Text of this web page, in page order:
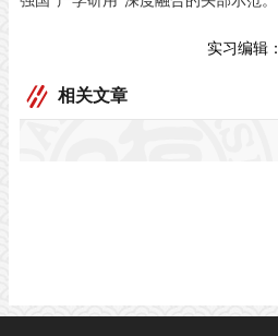
实习编辑：
相关文章